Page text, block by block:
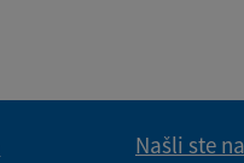
Našli ste